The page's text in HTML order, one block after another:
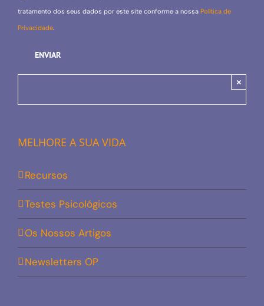
tratamento dos seus dados por este site conforme a nossa Política de
Privacidade.
×
MELHORE A SUA VIDA
Recursos
Testes Psicológicos
Os Nossos Artigos
Newsletters OP